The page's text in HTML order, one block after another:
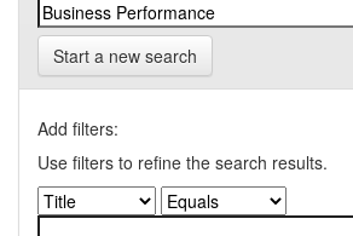
Start a new search
Add filters:
Use filters to refine the search results.